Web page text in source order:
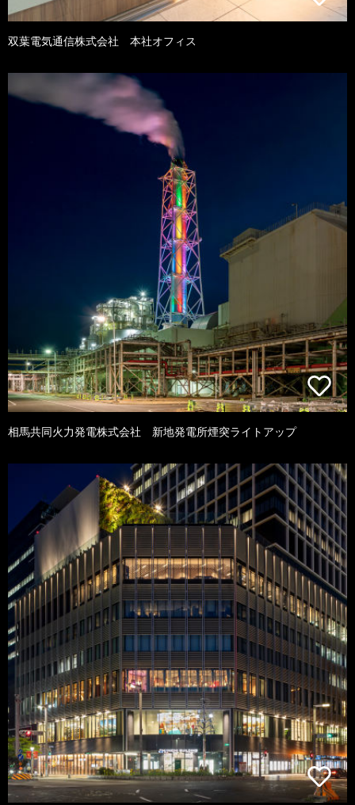
双葉電気通信株式会社 本社オフィス
相馬共同火力発電株式会社 新地発電所煙突ライトアップ